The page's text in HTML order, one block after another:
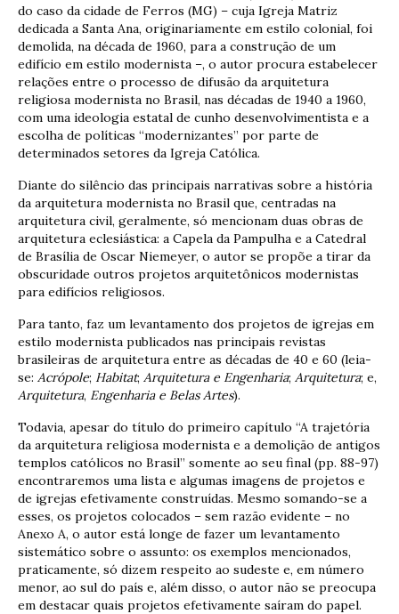
do caso da cidade de Ferros (MG) – cuja Igreja Matriz
dedicada a Santa Ana, originariamente em estilo colonial, foi
demolida, na década de 1960, para a construção de um
edifício em estilo modernista –, o autor procura estabelecer
relações entre o processo de difusão da arquitetura
religiosa modernista no Brasil, nas décadas de 1940 a 1960,
com uma ideologia estatal de cunho desenvolvimentista e a
escolha de políticas “modernizantes” por parte de
determinados setores da Igreja Católica.
Diante do silêncio das principais narrativas sobre a história
da arquitetura modernista no Brasil que, centradas na
arquitetura civil, geralmente, só mencionam duas obras de
arquitetura eclesiástica: a Capela da Pampulha e a Catedral
de Brasília de Oscar Niemeyer, o autor se propõe a tirar da
obscuridade outros projetos arquitetônicos modernistas
para edifícios religiosos.
Para tanto, faz um levantamento dos projetos de igrejas em
estilo modernista publicados nas principais revistas
brasileiras de arquitetura entre as décadas de 40 e 60 (leia-
se: Acrópole; Habitat; Arquitetura e Engenharia; Arquitetura; e,
Arquitetura, Engenharia e Belas Artes).
Todavia, apesar do título do primeiro capítulo “A trajetória
da arquitetura religiosa modernista e a demolição de antigos
templos católicos no Brasil” somente ao seu final (pp. 88-97)
encontraremos uma lista e algumas imagens de projetos e
de igrejas efetivamente construídas. Mesmo somando-se a
esses, os projetos colocados – sem razão evidente – no
Anexo A, o autor está longe de fazer um levantamento
sistemático sobre o assunto: os exemplos mencionados,
praticamente, só dizem respeito ao sudeste e, em número
menor, ao sul do país e, além disso, o autor não se preocupa
em destacar quais projetos efetivamente saíram do papel.